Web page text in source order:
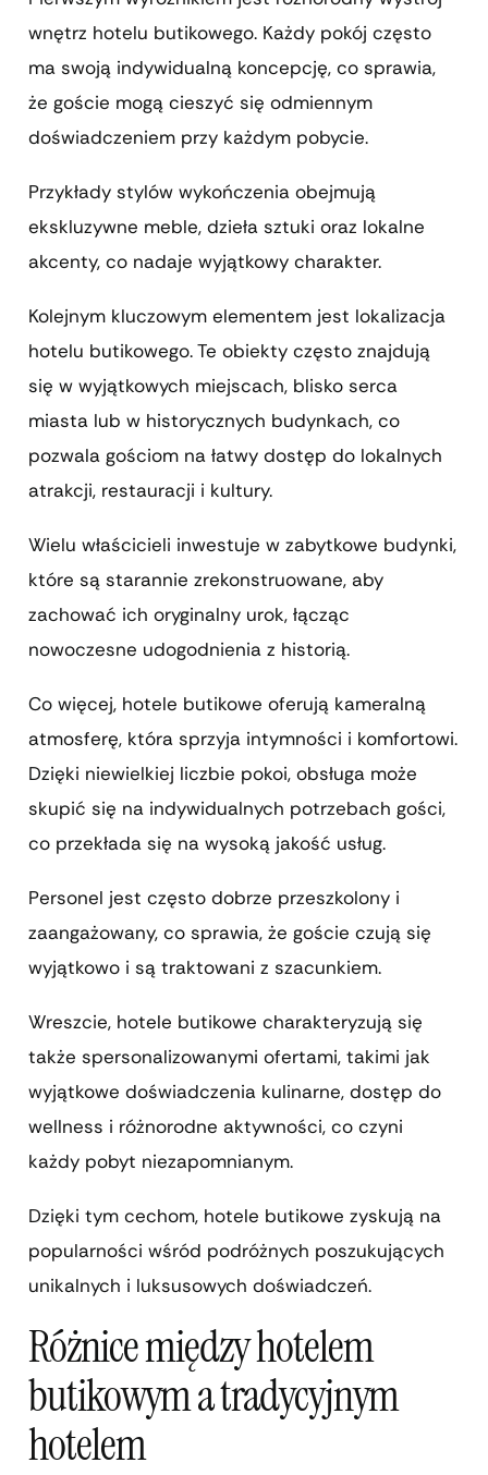
wnętrz hotelu butikowego. Każdy pokój często
ma swoją indywidualną koncepcję, co sprawia,
że goście mogą cieszyć się odmiennym
doświadczeniem przy każdym pobycie.
Przykłady stylów wykończenia obejmują
ekskluzywne meble, dzieła sztuki oraz lokalne
akcenty, co nadaje wyjątkowy charakter.
Kolejnym kluczowym elementem jest lokalizacja
hotelu butikowego. Te obiekty często znajdują
się w wyjątkowych miejscach, blisko serca
miasta lub w historycznych budynkach, co
pozwala gościom na łatwy dostęp do lokalnych
atrakcji, restauracji i kultury.
Wielu właścicieli inwestuje w zabytkowe budynki,
które są starannie zrekonstruowane, aby
zachować ich oryginalny urok, łącząc
nowoczesne udogodnienia z historią.
Co więcej, hotele butikowe oferują kameralną
atmosferę, która sprzyja intymności i komfortowi.
Dzięki niewielkiej liczbie pokoi, obsługa może
skupić się na indywidualnych potrzebach gości,
co przekłada się na wysoką jakość usług.
Personel jest często dobrze przeszkolony i
zaangażowany, co sprawia, że goście czują się
wyjątkowo i są traktowani z szacunkiem.
Wreszcie, hotele butikowe charakteryzują się
także spersonalizowanymi ofertami, takimi jak
wyjątkowe doświadczenia kulinarne, dostęp do
wellness i różnorodne aktywności, co czyni
każdy pobyt niezapomnianym.
Dzięki tym cechom, hotele butikowe zyskują na
popularności wśród podróżnych poszukujących
unikalnych i luksusowych doświadczeń.
Różnice między hotelem
butikowym a tradycyjnym
hotelem